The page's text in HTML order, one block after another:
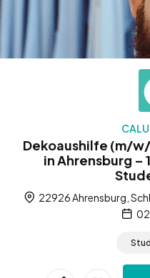
Dekoaushilfe (m/
in Ahrensburg –
22926 Ahrensburg,